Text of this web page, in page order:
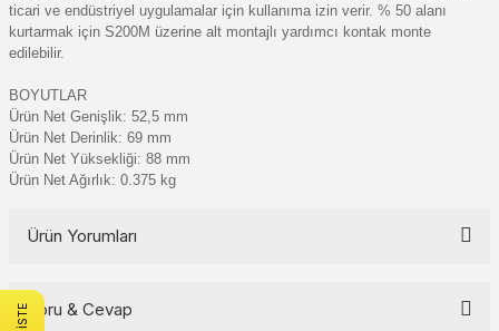
ticari ve endüstriyel uygulamalar için kullanıma izin verir. % 50 alanı
kurtarmak için S200M üzerine alt montajlı yardımcı kontak monte
edilebilir.
BOYUTLAR
Ürün Net Genişlik: 52,5 mm
Ürün Net Derinlik: 69 mm
Ürün Net Yüksekliği: 88 mm
Ürün Net Ağırlık: 0.375 kg
Ürün Yorumları
Soru & Cevap